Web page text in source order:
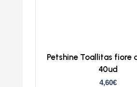
Petshine Toallitas fiore
40ud
4,60€